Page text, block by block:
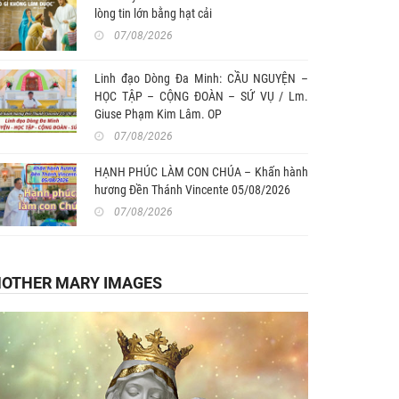
lòng tin lớn bằng hạt cải
07/08/2026
Linh đạo Dòng Đa Minh: CẦU NGUYỆN –
HỌC TẬP – CỘNG ĐOÀN – SỨ VỤ / Lm.
Giuse Phạm Kim Lâm. OP
07/08/2026
HẠNH PHÚC LÀM CON CHÚA – Khấn hành
hương Đền Thánh Vincente 05/08/2026
07/08/2026
MARY IMAGES